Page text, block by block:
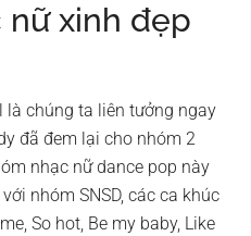
nữ xinh đẹp
là chúng ta liên tưởng ngay
đã đem lại cho nhóm 2
nhạc nữ dance pop này
nhóm SNSD, các ca khúc
So hot, Be my baby, Like